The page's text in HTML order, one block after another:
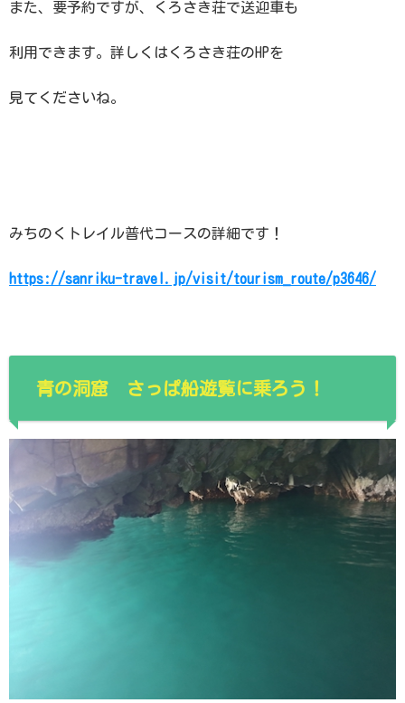
また、要予約ですが、くろさき荘で送迎車も
利用できます。詳しくはくろさき荘のHPを
見てくださいね。
みちのくトレイル普代コースの詳細です！
https://sanriku-travel.jp/visit/tourism_route/p3646/
青の洞窟 さっぱ船遊覧に乗ろう！